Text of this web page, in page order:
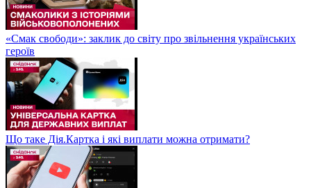
«Смак свободи»: заклик до світу про звільнення українських
героїв
Що таке Дія.Картка і які виплати можна отримати?